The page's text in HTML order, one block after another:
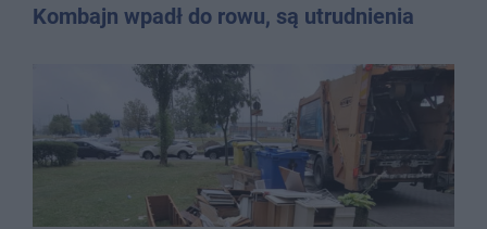
Kombajn wpadł do rowu, są utrudnienia